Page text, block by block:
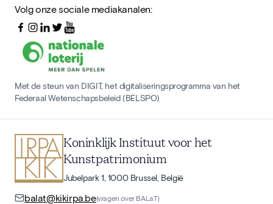
Volg onze sociale mediakanalen:
Met de steun van DIGIT, het digitaliseringsprogramma van het
Federaal Wetenschapsbeleid (BELSPO)
Koninklijk Instituut voor het
Kunstpatrimonium
Jubelpark 1, 1000 Brussel, België
balat@kikirpa.be(vragen over BALaT)